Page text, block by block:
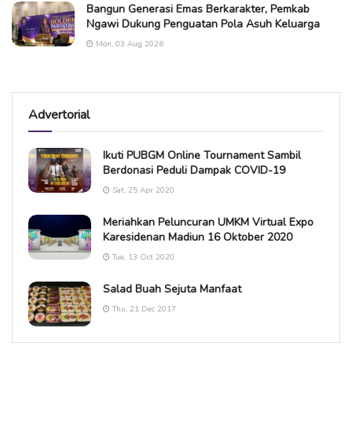
Bangun Generasi Emas Berkarakter, Pemkab
Ngawi Dukung Penguatan Pola Asuh Keluarga
Mon, 03 Aug 2026
Advertorial
Ikuti PUBGM Online Tournament Sambil
Berdonasi Peduli Dampak COVID-19
Sat, 25 Apr 2020
Meriahkan Peluncuran UMKM Virtual Expo
Karesidenan Madiun 16 Oktober 2020
Tue, 13 Oct 2020
Salad Buah Sejuta Manfaat
Thu, 21 Dec 2017